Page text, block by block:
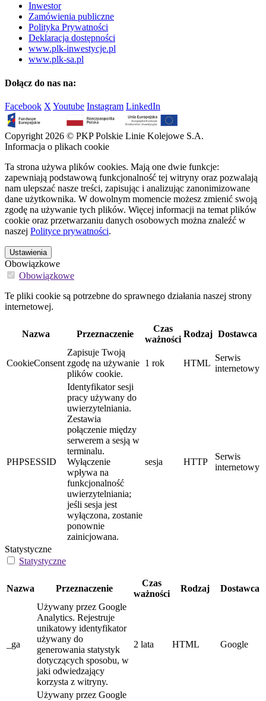
Inwestor
Zamówienia publiczne
Polityka Prywatności
Deklaracja dostępności
www.plk-inwestycje.pl
www.plk-sa.pl
Dołącz do nas na:
Facebook X Youtube Instagram LinkedIn
Copyright 2026 © PKP Polskie Linie Kolejowe S.A.
Informacja o plikach cookie
Ta strona używa plików cookies. Mają one dwie funkcje:
zapewniają podstawową funkcjonalność tej witryny oraz pozwalają
nam ulepszać nasze treści, zapisując i analizując zanonimizowane
dane użytkownika. W dowolnym momencie możesz zmienić swoją
zgodę na używanie tych plików. Więcej informacji na temat plików
cookie oraz przetwarzaniu danych osobowych można znaleźć w
naszej Polityce prywatności.
Ustawienia
Obowiązkowe
Obowiązkowe
Te pliki cookie są potrzebne do sprawnego działania naszej strony
internetowej.
Nazwa Przeznaczenie
Czas
ważności
Rodzaj Dostawca
CookieConsent
Zapisuje Twoją
zgodę na używanie
plików cookie.
1 rok HTML
Serwis
internetowy
PHPSESSID
Identyfikator sesji
pracy używany do
uwierzytelniania.
Zestawia
połączenie między
serwerem a sesją w
terminalu.
Wyłączenie
wpływa na
funkcjonalność
uwierzytelniania;
jeśli sesja jest
wyłączona, zostanie
ponownie
zainicjowana.
sesja HTTP
Serwis
internetowy
Statystyczne
Statystyczne
Nazwa Przeznaczenie
Czas
ważności
Rodzaj Dostawca
_ga
Używany przez Google
Analytics. Rejestruje
unikatowy identyfikator
używany do
generowania statystyk
dotyczących sposobu, w
jaki odwiedzający
korzysta z witryny.
2 lata HTML Google
Używany przez Google